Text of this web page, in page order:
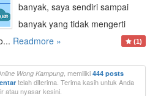
banyak, saya sendiri sampai
banyak yang tidak mengerti
Readmore » (1)
Wong Kampung , memiliki 444 posts
telah diterima. Terima kasih untuk Anda
atau nyasar kesini.